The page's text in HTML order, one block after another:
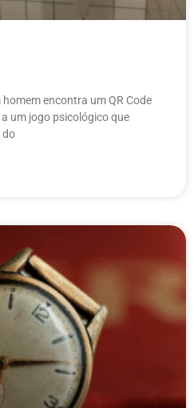
encontra um QR Code
um jogo psicológico que
do